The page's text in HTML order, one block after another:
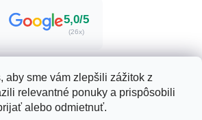
aby sme vám zlepšili zážitok z
relevantné ponuky a prispôsobili
alebo odmietnuť.
5,0/5
(26x)
Vytvoril Shoptet